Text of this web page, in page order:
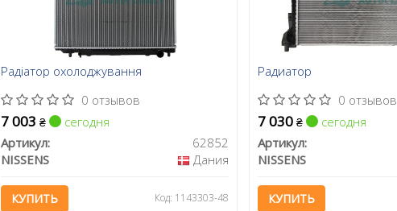
Радіатор охолоджування
0 отзывов
7 003 ₴
сегодня
Артикул:
62852
NISSENS
Дания
КУПИТЬ Код: 1143303-48
Радиатор
0 отзывов
7 030₴
сегодня
Артикул:
NISSENS
КУПИТЬ